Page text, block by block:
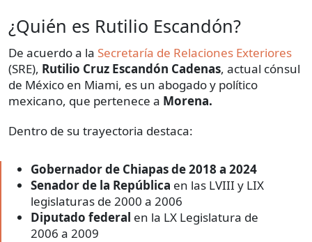
¿Quién es Rutilio Escandón?
De acuerdo a la Secretaría de Relaciones Exteriores
(SRE), Rutilio Cruz Escandón Cadenas, actual cónsul
de México en Miami, es un abogado y político
mexicano, que pertenece a Morena.
Dentro de su trayectoria destaca:
Gobernador de Chiapas de 2018 a 2024
Senador de la República en las LVIII y LIX
legislaturas de 2000 a 2006
Diputado federal en la LX Legislatura de
2006 a 2009